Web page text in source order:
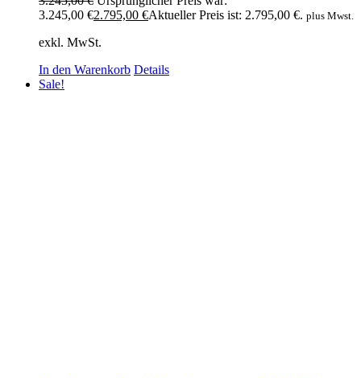
3.245,00 €2.795,00 €Aktueller Preis ist: 2.795,00 €. plus Mwst.
exkl. MwSt.
In den Warenkorb Details
Sale!